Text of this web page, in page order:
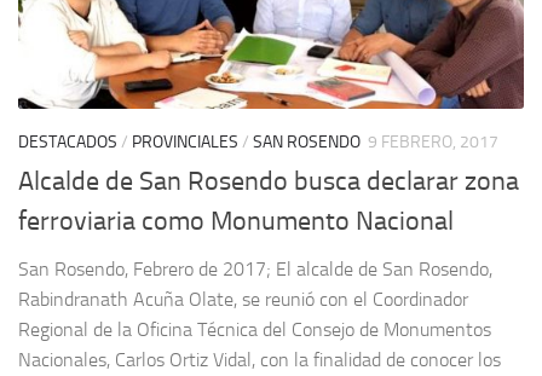
DESTACADOS / PROVINCIALES / SAN ROSENDO 9 FEBRERO, 2017
Alcalde de San Rosendo busca declarar zona
ferroviaria como Monumento Nacional
San Rosendo, Febrero de 2017; El alcalde de San Rosendo,
Rabindranath Acuña Olate, se reunió con el Coordinador
Regional de la Oficina Técnica del Consejo de Monumentos
Nacionales, Carlos Ortiz Vidal, con la finalidad de conocer los